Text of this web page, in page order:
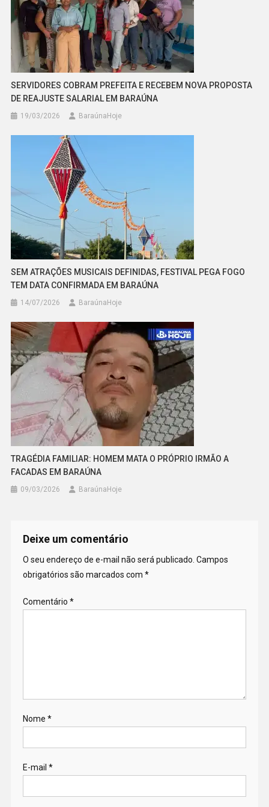
SERVIDORES COBRAM PREFEITA E RECEBEM NOVA PROPOSTA
DE REAJUSTE SALARIAL EM BARAÚNA
19/03/2026 BaraúnaHoje
SEM ATRAÇÕES MUSICAIS DEFINIDAS, FESTIVAL PEGA FOGO
TEM DATA CONFIRMADA EM BARAÚNA
14/07/2026 BaraúnaHoje
TRAGÉDIA FAMILIAR: HOMEM MATA O PRÓPRIO IRMÃO A
FACADAS EM BARAÚNA
09/03/2026 BaraúnaHoje
Deixe um comentário
O seu endereço de e-mail não será publicado. Campos
obrigatórios são marcados com *
Comentário *
Nome *
E-mail *